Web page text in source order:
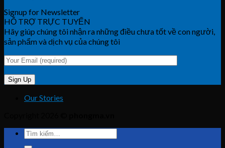
Signup for Newsletter
HỖ TRỢ TRỰC TUYẾN
Hãy giúp chúng tôi nhận ra những điều chưa tốt về con người,
sản phẩm và dịch vụ của chúng tôi
Our Stories